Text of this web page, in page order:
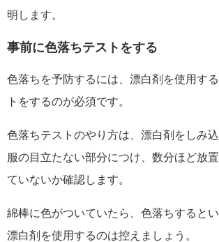
明します。
事前に色落ちテストをする
色落ちを予防するには、漂白剤を使用す
トをするのが必須です。
色落ちテストのやり方は、漂白剤をしみ
服の目立たない部分につけ、数分ほど放
ていないか確認します。
綿棒に色がついていたら、色落ちするとい
漂白剤を使用するのは控えましょう。